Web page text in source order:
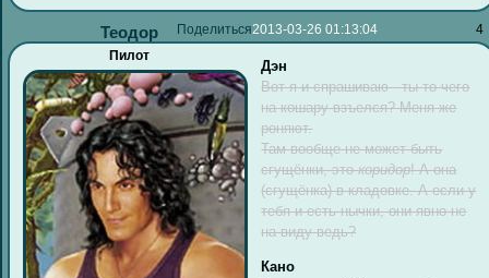
Поделиться 4
2013-03-26 01:13:04
Теодор
Пилот
Дэн
Вот я и спрашиваю - ты-то чего
на кошару взъелся? Меня же
роняют.
Там вообще не может быть
сгущёнки, этокоридор! А она
(сгущёнка) в кладовке. А если у
тебя и есть нычки, они явно не
на виду ведь?
Кано